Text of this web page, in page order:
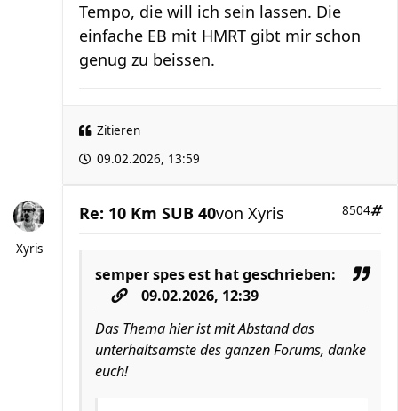
Tempo, die will ich sein lassen. Die
einfache EB mit HMRT gibt mir schon
genug zu beissen.
Zitieren
09.02.2026, 13:59
Xyris
Re: 10 Km SUB 40 8504
von Xyris
semper spes est hat geschrieben:
09.02.2026, 12:39
Das Thema hier ist mit Abstand das
unterhaltsamste des ganzen Forums, danke
euch!